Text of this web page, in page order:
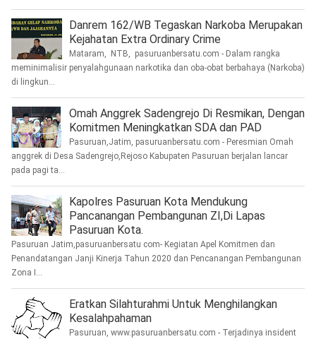
Danrem 162/WB Tegaskan Narkoba Merupakan
Kejahatan Extra Ordinary Crime
Mataram, NTB, pasuruanbersatu.com - Dalam rangka
meminimalisir penyalahgunaan narkotika dan oba-obat berbahaya (Narkoba)
di lingkun...
Omah Anggrek Sadengrejo Di Resmikan, Dengan
Komitmen Meningkatkan SDA dan PAD
Pasuruan,Jatim, pasuruanbersatu.com - Peresmian Omah
anggrek di Desa Sadengrejo,Rejoso Kabupaten Pasuruan berjalan lancar
pada pagi ta...
Kapolres Pasuruan Kota Mendukung
Pancanangan Pembangunan ZI,Di Lapas
Pasuruan Kota.
Pasuruan Jatim,pasuruanbersatu com- Kegiatan Apel Komitmen dan
Penandatangan Janji Kinerja Tahun 2020 dan Pencanangan Pembangunan
Zona I...
Eratkan Silahturahmi Untuk Menghilangkan
Kesalahpahaman
Pasuruan, www.pasuruanbersatu.com - Terjadinya insident